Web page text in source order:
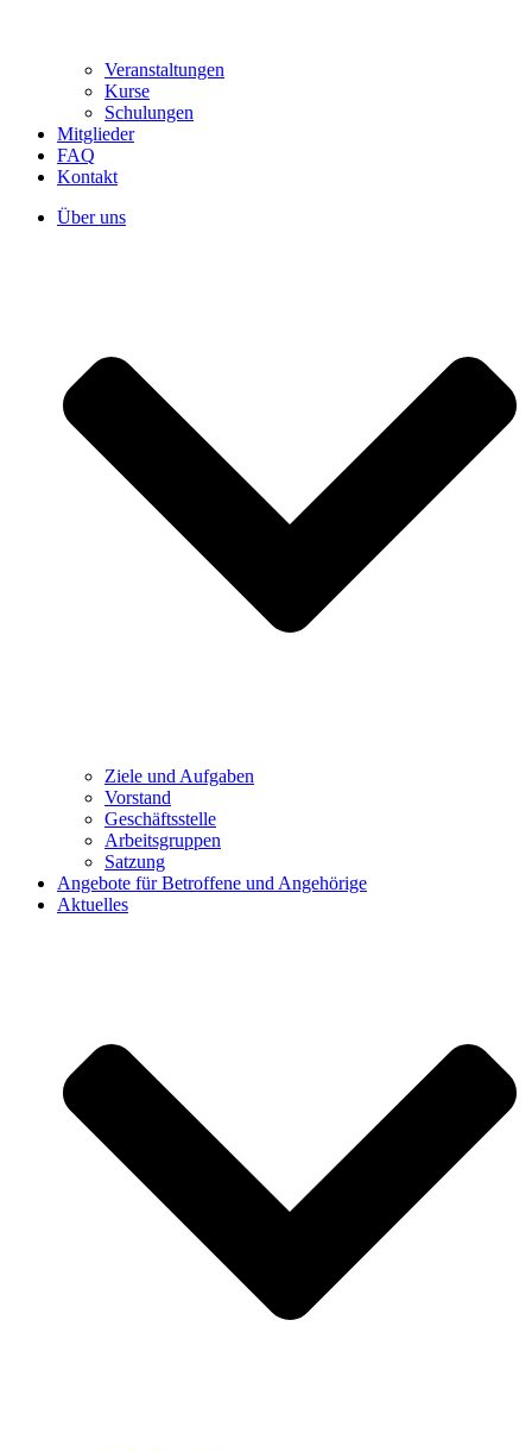
Veranstaltungen
Kurse
Schulungen
Mitglieder
FAQ
Kontakt
Über uns
Ziele und Aufgaben
Vorstand
Geschäftsstelle
Arbeitsgruppen
Satzung
Angebote für Betroffene und Angehörige
Aktuelles